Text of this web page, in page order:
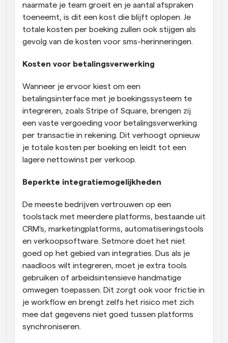
naarmate je team groeit en je aantal afspraken
toeneemt, is dit een kost die blijft oplopen. Je
totale kosten per boeking zullen ook stijgen als
gevolg van de kosten voor sms-herinneringen.
Kosten voor betalingsverwerking
Wanneer je ervoor kiest om een
betalingsinterface met je boekingssysteem te
integreren, zoals Stripe of Square, brengen zij
een vaste vergoeding voor betalingsverwerking
per transactie in rekening. Dit verhoogt opnieuw
je totale kosten per boeking en leidt tot een
lagere nettowinst per verkoop.
Beperkte integratiemogelijkheden
De meeste bedrijven vertrouwen op een
toolstack met meerdere platforms, bestaande uit
CRM's, marketingplatforms, automatiseringstools
en verkoopsoftware. Setmore doet het niet
goed op het gebied van integraties. Dus als je
naadloos wilt integreren, moet je extra tools
gebruiken of arbeidsintensieve handmatige
omwegen toepassen. Dit zorgt ook voor frictie in
je workflow en brengt zelfs het risico met zich
mee dat gegevens niet goed tussen platforms
synchroniseren.